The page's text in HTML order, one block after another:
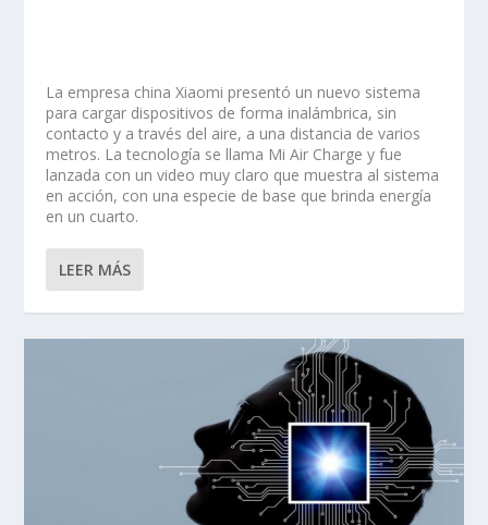
La empresa china Xiaomi presentó un nuevo sistema
para cargar dispositivos de forma inalámbrica, sin
contacto y a través del aire, a una distancia de varios
metros. La tecnología se llama Mi Air Charge y fue
lanzada con un video muy claro que muestra al sistema
en acción, con una especie de base que brinda energía
en un cuarto.
LEER MÁS